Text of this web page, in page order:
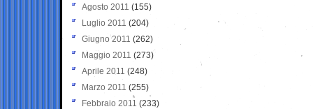
Agosto 2011 (155)
Luglio 2011 (204)
Giugno 2011 (262)
Maggio 2011 (273)
Aprile 2011 (248)
Marzo 2011 (255)
Febbraio 2011 (233)